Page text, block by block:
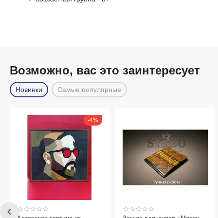
Возможно, вас это заинтересует
Новинки Самые популярные